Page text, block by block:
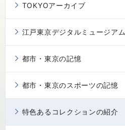
TOKYOアーカイブ
江戸東京デジタルミュージアム
都市・東京の記憶
都市・東京のスポーツの記憶
特色あるコレクションの紹介